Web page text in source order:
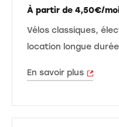
À partir de 4,50€/
Vélos classiques,
location longue
En savoir plus